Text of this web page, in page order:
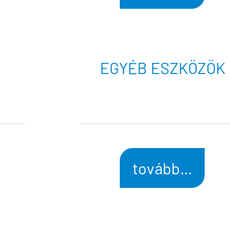
EGYÉB ESZKÖZÖK
tovább...